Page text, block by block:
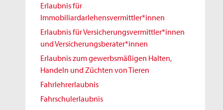
Erlaubnis für
Immobiliardarlehensvermittler*innen
Erlaubnis für Versicherungsvermittler*innen
und Versicherungsberater*innen
Erlaubnis zum gewerbsmäßigen Halten,
Handeln und Züchten von Tieren
Fahrlehrerlaubnis
Fahrschulerlaubnis